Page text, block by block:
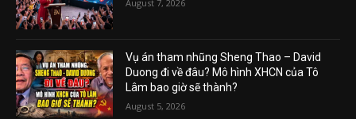
August 7, 2026
Vụ án tham nhũng Sheng Thao – David
Duong đi về đâu? Mô hình XHCN của Tô
Lâm bao giờ sẽ thành?
August 5, 2026